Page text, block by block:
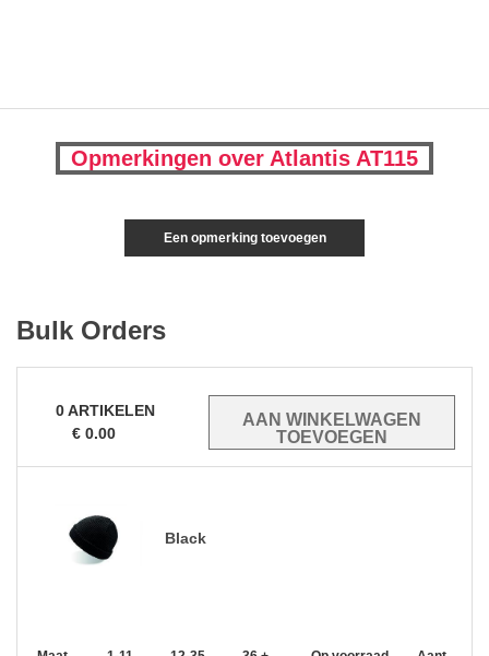
Opmerkingen over Atlantis AT115
Een opmerking toevoegen
Bulk Orders
0ARTIKELEN
€ 0.00
Black